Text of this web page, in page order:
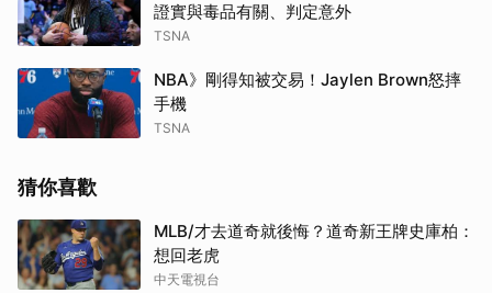
證實與毒品有關、判定意外
TSNA
NBA》剛得知被交易！Jaylen Brown怒摔
手機
TSNA
猜你喜歡
MLB/才去道奇就後悔？道奇新王牌史庫柏：
想回老虎
中天電視台